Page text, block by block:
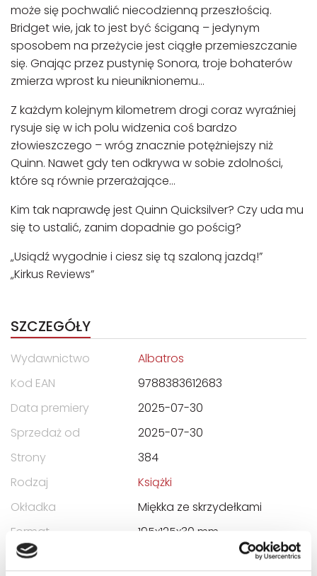
może się pochwalić niecodzienną przeszłością.
Bridget wie, jak to jest być ściganą – jedynym
sposobem na przeżycie jest ciągłe przemieszczanie
się. Gnając przez pustynię Sonora, troje bohaterów
zmierza wprost ku nieuniknionemu…
Z każdym kolejnym kilometrem drogi coraz wyraźniej
rysuje się w ich polu widzenia coś bardzo
złowieszczego – wróg znacznie potężniejszy niż
Quinn. Nawet gdy ten odkrywa w sobie zdolności,
które są równie przerażające…
Kim tak naprawdę jest Quinn Quicksilver? Czy uda mu
się to ustalić, zanim dopadnie go pościg?
„Usiądź wygodnie i ciesz się tą szaloną jazdą!”
„Kirkus Reviews”
SZCZEGÓŁY
Wydawnictwo
Albatros
Kod EAN
9788383612683
Data premiery
2025-07-30
Sprzedaż od
2025-07-30
Strony
384
Rodzaj
Książki
Okładka
Miękka ze skrzydełkami
Format
195x125x30 mm